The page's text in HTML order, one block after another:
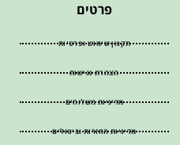
פרטים
תקנון שימוש ופרטיות
הצהרת נגישות
מדיניות משלוחים
מדיניות החזרות וביטולים